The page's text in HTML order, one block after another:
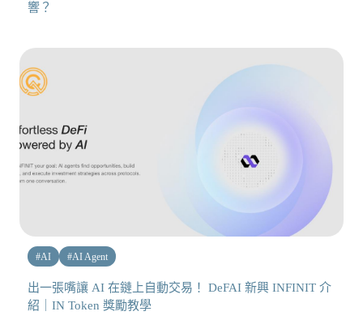
響？
#AI #AI Agent
出一張嘴讓 AI 在鏈上自動交易！ DeFAI 新興 INFINIT 介
紹｜IN Token 獎勵教學